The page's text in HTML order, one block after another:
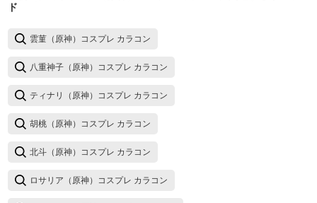
ド
雲菫（原神）コスプレ カラコン
八重神子（原神）コスプレ カラコン
ティナリ（原神）コスプレ カラコン
胡桃（原神）コスプレ カラコン
北斗（原神）コスプレ カラコン
ロサリア（原神）コスプレ カラコン